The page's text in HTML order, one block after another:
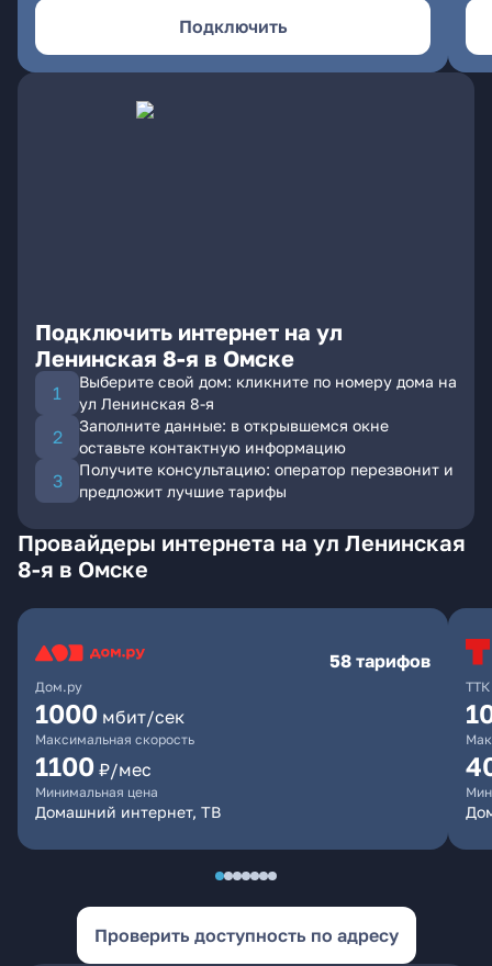
Подключить
Подключить интернет на ул
Ленинская 8-я в Омске
Выберите свой дом: кликните по номеру дома на
ул Ленинская 8-я
Заполните данные: в открывшемся окне
оставьте контактную информацию
Получите консультацию: оператор перезвонит и
предложит лучшие тарифы
Провайдеры интернета на ул Ленинская
8-я в Омске
Дом.ру
58 тарифов
1000 мбит/сек
Максимальная скорость
1100 ₽/мес
Минимальная цена
Домашний интернет, ТВ
ТТК
Проверить доступность по адресу